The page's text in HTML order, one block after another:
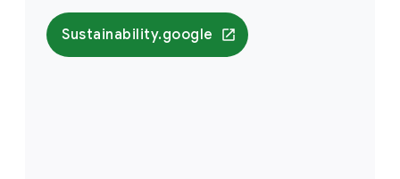
Sustainability.google